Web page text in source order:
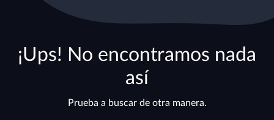
¡Ups! No encontramos nada
así
Prueba a buscar de otra manera.